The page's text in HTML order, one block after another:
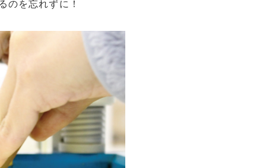
のを忘れずに！